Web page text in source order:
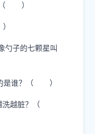
（ ）
勺子的七颗星叫
的是谁？（ ）
洗越脏？（